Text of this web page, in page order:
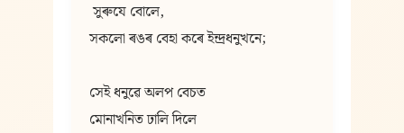
সুৰুযে বোলে,
সকলো ৰঙৰ বেহা কৰে ইন্দ্ৰধনুখনে;
সেই ধনুৱে অলপ বেচত
মোনাখনিত ঢালি দিলে